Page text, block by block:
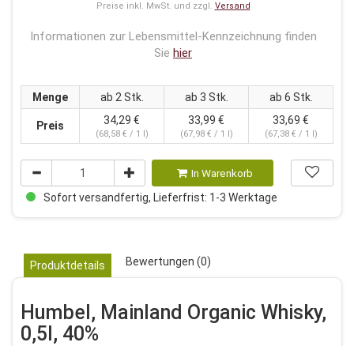
Preise inkl. MwSt. und zzgl. Versand
Informationen zur Lebensmittel-Kennzeichnung finden
Sie hier
Menge ab 2 Stk. ab 3 Stk. ab 6 Stk.
Preis 34,29 €
(68,58 € / 1 l)
33,99 €
(67,98 € / 1 l)
33,69 €
(67,38 € / 1 l)
In Warenkorb
Sofort versandfertig, Lieferfrist: 1-3 Werktage
Produktdetails Bewertungen (0)
Humbel, Mainland Organic Whisky,
0,5l, 40%